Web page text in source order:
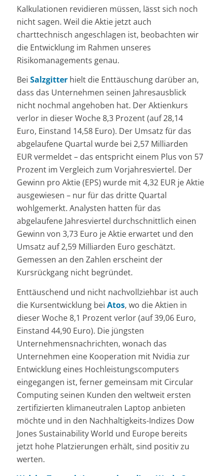
Kalkulationen revidieren müssen, lässt sich noch
nicht sagen. Weil die Aktie jetzt auch
charttechnisch angeschlagen ist, beobachten wir
die Entwicklung im Rahmen unseres
Risikomanagements genau.
Bei Salzgitterhielt die Enttäuschung darüber an,
dass das Unternehmen seinen Jahresausblick
nicht nochmal angehoben hat. Der Aktienkurs
verlor in dieser Woche 8,3 Prozent (auf 28,14
Euro, Einstand 14,58 Euro). Der Umsatz für das
abgelaufene Quartal wurde bei 2,57 Milliarden
EUR vermeldet – das entspricht einem Plus von 57
Prozent im Vergleich zum Vorjahresviertel. Der
Gewinn pro Aktie (EPS) wurde mit 4,32 EUR je Aktie
ausgewiesen – nur für das dritte Quartal
wohlgemerkt. Analysten hatten für das
abgelaufene Jahresviertel durchschnittlich einen
Gewinn von 3,73 Euro je Aktie erwartet und den
Umsatz auf 2,59 Milliarden Euro geschätzt.
Gemessen an den Zahlen erscheint der
Kursrückgang nicht begründet.
Enttäuschend und nicht nachvollziehbar ist auch
die Kursentwicklung bei Atos, wo die Aktien in
dieser Woche 8,1 Prozent verlor (auf 39,06 Euro,
Einstand 44,90 Euro). Die jüngsten
Unternehmensnachrichten, wonach das
Unternehmen eine Kooperation mit Nvidia zur
Entwicklung eines Hochleistungscomputers
eingegangen ist, ferner gemeinsam mit Circular
Computing seinen Kunden den weltweit ersten
zertifizierten klimaneutralen Laptop anbieten
möchte und in den Nachhaltigkeits-Indizes Dow
Jones Sustainability World und Europe bereits
jetzt hohe Platzierungen erhält, sind positiv zu
werten.